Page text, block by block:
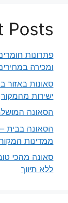
Posts
פתרונות
ומכירה
סאונות באזור
ישירות מהמקור
הסאונה
הסאונה בבית
ממדינות המקור
סאונה מהכי
ללא תיווך